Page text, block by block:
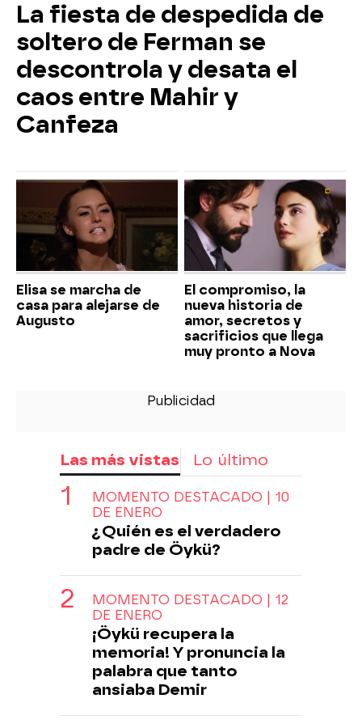
La fiesta de despedida de
soltero de Ferman se
descontrola y desata el
caos entre Mahir y
Canfeza
Elisa se marcha de
casa para alejarse de
Augusto
El compromiso, la
nueva historia de
amor, secretos y
sacrificios que llega
muy pronto a Nova
Las más vistas Lo último
MOMENTO DESTACADO | 10
DE ENERO
¿Quién es el verdadero
padre de Öykü?
MOMENTO DESTACADO | 12
DE ENERO
¡Öykü recupera la
memoria! Y pronuncia la
palabra que tanto
ansiaba Demir